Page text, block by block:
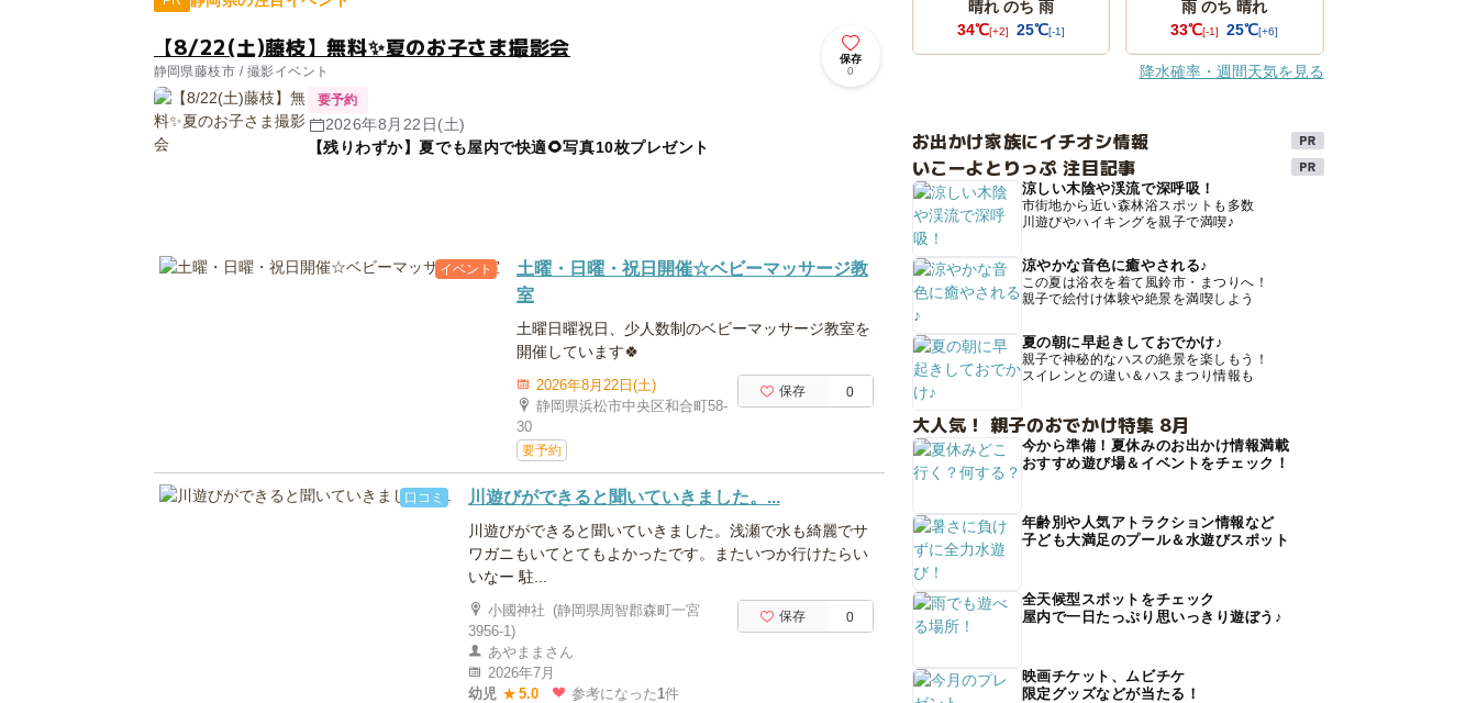
【8/22(土)藤枝】無料✨夏のお子さま撮影会
静岡県藤枝市 / 撮影イベント
保存
0
要予約
2026年8月22日(土)
【残りわずか】夏でも屋内で快適🌻写真10枚プレゼント
イベント
土曜・日曜・祝日開催☆ベビーマッサージ教
室
土曜日曜祝日、少人数制のベビーマッサージ教室を
開催しています🍀
2026年8月22日(土)
静岡県浜松市中央区和合町58-
30
要予約
保存 0
口コミ 川遊びができると聞いていきました。...
川遊びができると聞いていきました。浅瀬で水も綺麗でサ
ワガニもいてとてもよかったです。またいつか行けたらい
いなー 駐...
小國神社 (静岡県周智郡森町一宮
3956-1)
あやままさん
2026年7月
幼児 ★ 5.0 参考になった 1件
保存 0
晴れ のち 雨
34℃[+2] 25℃[-1]
雨 のち 晴れ
33℃[-1] 25℃[+6]
降水確率・週間天気を見る
お出かけ家族にイチオシ情報
いこーよとりっぷ 注目記事
涼しい木陰や渓流で深呼吸！
市街地から近い森林浴スポットも多数
川遊びやハイキングを親子で満喫♪
涼やかな音色に癒やされる♪
この夏は浴衣を着て風鈴市・まつりへ！
親子で絵付け体験や絶景を満喫しよう
夏の朝に早起きしておでかけ♪
親子で神秘的なハスの絶景を楽しもう！
スイレンとの違い＆ハスまつり情報も
大人気！ 親子のおでかけ特集 8月
今から準備！夏休みのお出かけ情報満載
おすすめ遊び場＆イベントをチェック！
年齢別や人気アトラクション情報など
子ども大満足のプール＆水遊びスポット
全天候型スポットをチェック
屋内で一日たっぷり思いっきり遊ぼう♪
映画チケット、ムビチケ
限定グッズなどが当たる！